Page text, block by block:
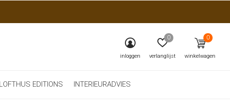
LOFTHUS EDITIONS INTERIEURADVIES
inloggen verlanglijst
0
winkelwagen
0